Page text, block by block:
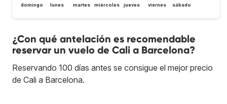
domingo lunes martes miércoles jueves viernes sábado
¿Con qué antelación es recomendable
reservar un vuelo de Cali a Barcelona?
Reservando 100 días antes se consigue el mejor precio
de Cali a Barcelona.